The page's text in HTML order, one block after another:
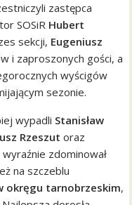
zastępca
SOSiR Hubert
sekcji, Eugeniusz
i zaproszonych gości, a
wyścigów
sezonie.
wypadli Stanisław
Rzeszutoraz
wyraźnie zdominował
na szczeblu
okręgu tarnobrzeskim,